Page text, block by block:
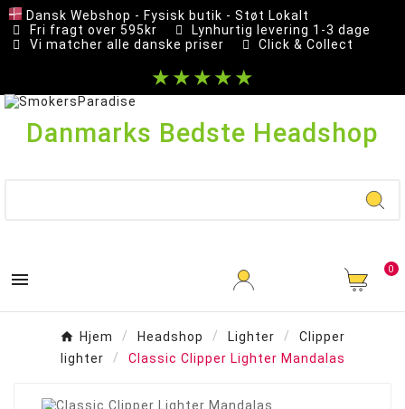
Dansk Webshop - Fysisk butik - Støt Lokalt
Fri fragt over 595kr
Lynhurtig levering 1-3 dage
Vi matcher alle danske priser
Click & Collect
★★★★★
Danmarks Bedste Headshop
 0
Hjem Headshop Lighter
Clipper
lighter
Classic Clipper Lighter Mandalas